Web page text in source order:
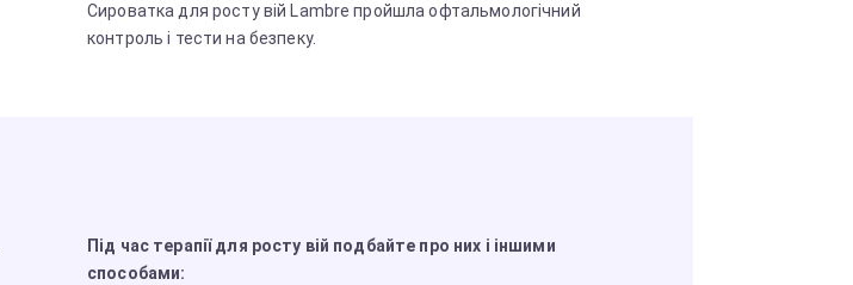
Сироватка для росту вій Lambre пройшла офтальмологічний
контроль і тести на безпеку.
Під час терапії для росту вій подбайте про них і іншими
способами: